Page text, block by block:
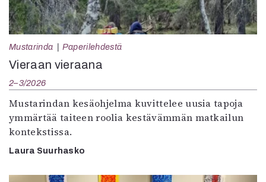
Mustarinda Paperilehdestä
Vieraan vieraana
2–3/2026
Mustarindan kesäohjelma kuvittelee uusia tapoja
ymmärtää taiteen roolia kestävämmän matkailun
kontekstissa.
Laura Suurhasko